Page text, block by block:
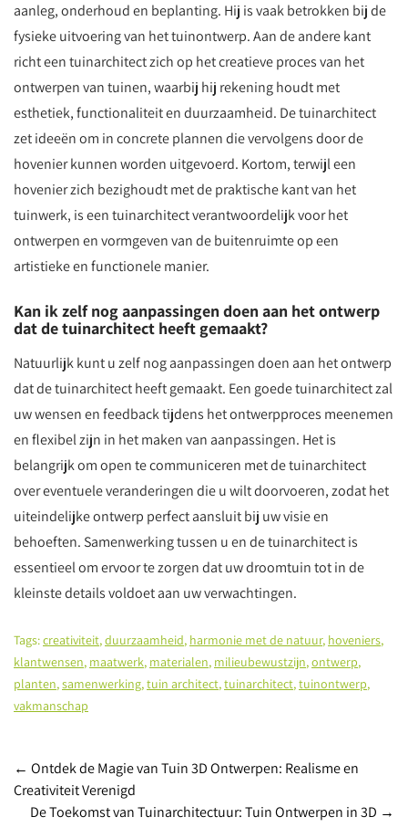
aanleg, onderhoud en beplanting. Hij is vaak betrokken bij de
fysieke uitvoering van het tuinontwerp. Aan de andere kant
richt een tuinarchitect zich op het creatieve proces van het
ontwerpen van tuinen, waarbij hij rekening houdt met
esthetiek, functionaliteit en duurzaamheid. De tuinarchitect
zet ideeën om in concrete plannen die vervolgens door de
hovenier kunnen worden uitgevoerd. Kortom, terwijl een
hovenier zich bezighoudt met de praktische kant van het
tuinwerk, is een tuinarchitect verantwoordelijk voor het
ontwerpen en vormgeven van de buitenruimte op een
artistieke en functionele manier.
Kan ik zelf nog aanpassingen doen aan het ontwerp
dat de tuinarchitect heeft gemaakt?
Natuurlijk kunt u zelf nog aanpassingen doen aan het ontwerp
dat de tuinarchitect heeft gemaakt. Een goede tuinarchitect zal
uw wensen en feedback tijdens het ontwerpproces meenemen
en flexibel zijn in het maken van aanpassingen. Het is
belangrijk om open te communiceren met de tuinarchitect
over eventuele veranderingen die u wilt doorvoeren, zodat het
uiteindelijke ontwerp perfect aansluit bij uw visie en
behoeften. Samenwerking tussen u en de tuinarchitect is
essentieel om ervoor te zorgen dat uw droomtuin tot in de
kleinste details voldoet aan uw verwachtingen.
Tags:creativiteit,duurzaamheid, harmonie met de natuur, hoveniers,
klantwensen, maatwerk, materialen, milieubewustzijn,ontwerp,
planten,samenwerking,tuin architect,tuinarchitect,tuinontwerp,
vakmanschap
Post
navigation
← Ontdek de Magie van Tuin 3D Ontwerpen: Realisme en
Creativiteit Verenigd
De Toekomst van Tuinarchitectuur: Tuin Ontwerpen in 3D →